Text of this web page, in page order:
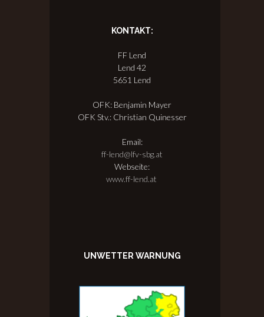
KONTAKT:
FF Lend
Lend 42
5651 Lend
OFK: Benjamin Mayer
OFK Stv.: Christian Quinesser
Email:
ff-lend@lfv-sbg.at
Webseite:
www.ff-lend.at
UNWETTER WARNUNG